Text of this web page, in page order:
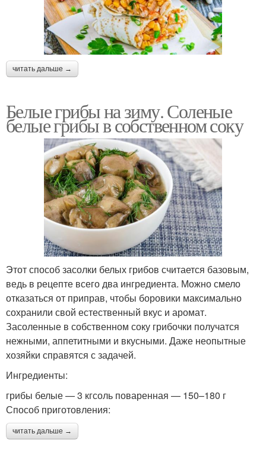
читать дальше →
Белые грибы на зиму. Соленые
белые грибы в собственном соку
Этот способ засолки белых грибов считается базовым,
ведь в рецепте всего два ингредиента. Можно смело
отказаться от приправ, чтобы боровики максимально
сохранили свой естественный вкус и аромат.
Засоленные в собственном соку грибочки получатся
нежными, аппетитными и вкусными. Даже неопытные
хозяйки справятся с задачей.
Ингредиенты:
грибы белые — 3 кгсоль поваренная — 150–180 г
Способ приготовления:
читать дальше →